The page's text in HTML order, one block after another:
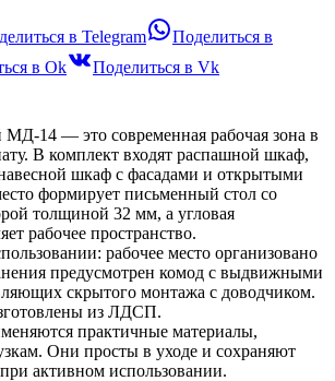
в Telegram
Поделиться в
в Ok
Поделиться в Vk
МД-14 — это современная рабочая зона в
В комплект входят распашной шкаф,
шкаф с фасадами и открытыми
формирует письменный стол со
толщиной 32 мм, а угловая
рабочее пространство.
рабочее место организовано
предусмотрен комод с выдвижными
скрытого монтажа с доводчиком.
из ЛДСП.
практичные материалы,
Они просты в уходе и сохраняют
активном использовании.